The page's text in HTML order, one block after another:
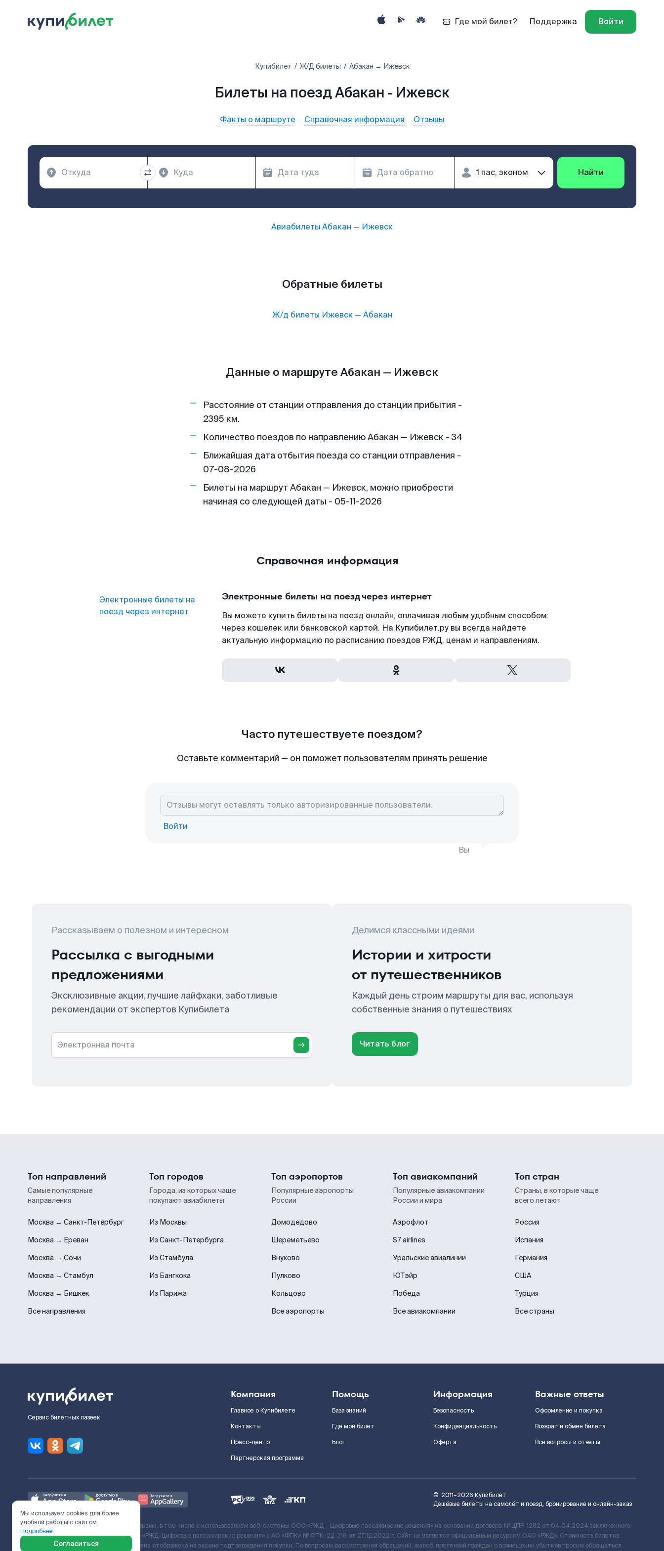
Где мой билет? Поддержка Войти
Купибилет Ж/Д билеты Абакан → Ижевск
Билеты на поезд Абакан - Ижевск
Факты о маршруте Справочная информация Отзывы
Найти
Авиабилеты Абакан — Ижевск
Обратные билеты
Ж/д билеты Ижевск— Абакан
Данные о маршруте Абакан — Ижевск
Расстояние от станции отправления до станции прибытия -
2395 км.
Количество поездов по направлению Абакан — Ижевск - 34
Ближайшая дата отбытия поезда со станции отправления -
07-08-2026
Билеты на маршрут Абакан — Ижевск, можно приобрести
начиная со следующей даты - 05-11-2026
Справочная информация
Электронные билеты на
поезд через интернет
Электронные билеты на поезд через интернет
Вы можете купить билеты на поезд онлайн, оплачивая любым удобным способом:
через кошелек или банковской картой. На Купибилет.ру вы всегда найдете
актуальную информацию по расписанию поездов РЖД, ценам и направлениям.
Часто путешествуете поездом?
Оставьте комментарий — он поможет пользователям принять решение
Войти
Вы
Рассказываем о полезном и интересном
Рассылка с выгодными
предложениями
Эксклюзивные акции, лучшие лайфхаки, заботливые
рекомендации от экспертов Купибилета
Электронная почта
Делимся классными идеями
Истории и хитрости
от путешественников
Каждый день строим маршруты для вас, используя
собственные знания о путешествиях
Читать блог
Топ направлений
Самые популярные
направления
Москва → Санкт-Петербург
Москва → Ереван
Москва → Сочи
Москва → Стамбул
Москва → Бишкек
Все направления
Топ городов
Города, из которых чаще
покупают авиабилеты
Из Москвы
Из Санкт-Петербурга
Из Стамбула
Из Бангкока
Из Парижа
Топ аэропортов
Популярные аэропорты
России
Домодедово
Шереметьево
Внуково
Пулково
Кольцово
Все аэропорты
Топ авиакомпаний
Популярные авиакомпании
России и мира
Аэрофлот
S7 airlines
Уральские авиалинии
ЮТэйр
Победа
Все авиакомпании
Топ стран
Страны, в которые чаще
всего летают
Россия
Испания
Германия
США
Турция
Все страны
Сервис билетных лазеек
Компания
Главное о Купибилете
Контакты
Пресс-центр
Партнерская программа
Помощь
База знаний
Где мой билет
Блог
Информация
Безопасность
Конфиденциальность
Оферта
Важные ответы
Оформление и покупка
Возврат и обмен билета
Все вопросы и ответы
© 2011–2026 Купибилет
Дешёвые билеты на самолёт и поезд, бронирование и онлайн-заказ
Ж/Д билеты предоставляются партнёрами, в том числе с использованием веб-системы ООО «РЖД – Цифровые пассажирские решения» на основании договора № ЦПР-1282 от 04.04.2024 заключенного
с Поставщиком услуг и Договора ООО «РЖД-Цифровые пассажирские решения» c АО «ФПК» № ФПК-22-316 от 27.12.2022 г. Сайт не является официальным ресурсом ОАО «РЖД». Стоимость билетов
включает сервисный сбор. Итоговая цена отображена на экране подтверждения покупки. По вопросам рассмотрения обращений, жалоб, претензий граждан о возмещении убытков просим обращаться
Мы используем cookies для более
удобной работы с сайтом.
Подробнее
Согласиться